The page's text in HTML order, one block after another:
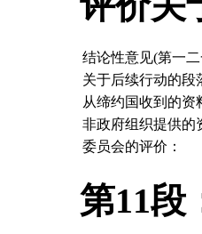
结论性意见(第一二
关于后续行动的段
从缔约国收到的资
非政府组织提供的
委员会的评价：
第11段